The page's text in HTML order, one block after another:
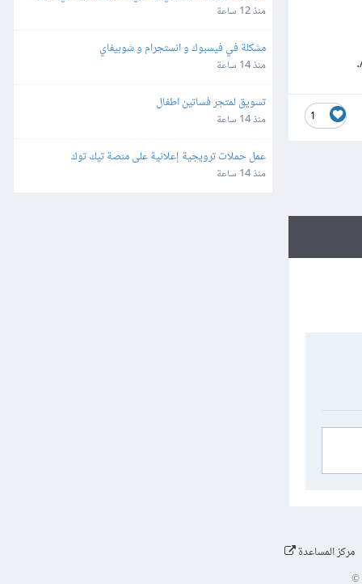
1
التجارة الإلكترونية
منذ 12 ساعة
مشكلة في فيسبوك و انستجرام و شوبيفاي
منذ 14 ساعة
تسويق لمتجر فساتين اطفال
منذ 14 ساعة
عمل حملات ترويجية إعلانية على منصة تيك توك
منذ 14 ساعة
مركز المساعدة
©